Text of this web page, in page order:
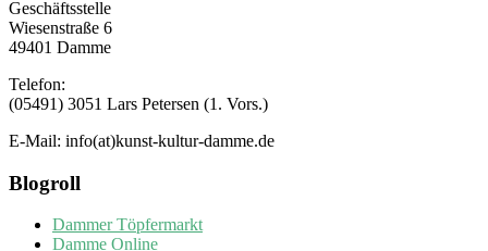
Geschäftsstelle
Wiesenstraße 6
49401 Damme
Telefon:
(05491) 3051 Lars Petersen (1. Vors.)
E-Mail: info(at)kunst-kultur-damme.de
Blogroll
Dammer Töpfermarkt
Damme Online